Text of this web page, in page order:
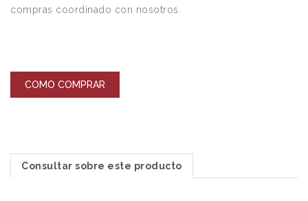
compras coordinado con nosotros.
COMO COMPRAR
Consultar sobre este producto